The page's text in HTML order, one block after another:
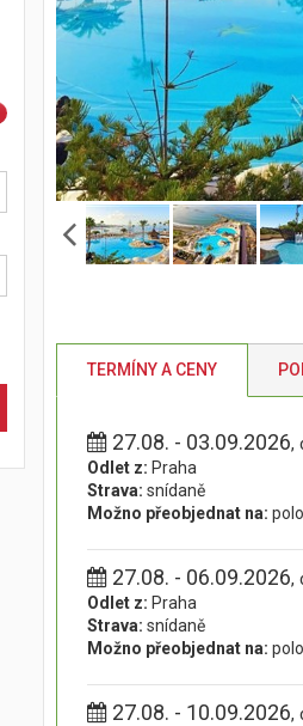
TERMÍNY A CENY
27.08. - 03.09.2026,
Odlet z: Praha
Strava: snídaně
Možno přeobjednat na:
27.08. - 06.09.2026,
Odlet z: Praha
Strava: snídaně
Možno přeobjednat na:
27.08. - 10.09.2026,